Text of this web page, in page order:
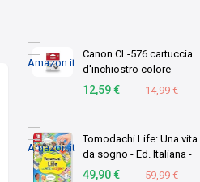
Canon CL-576 cartuccia
d'inchiostro colore
originale 1 pz C/M/Y (OEM
12,59 € 14,99 €
Tomodachi Life: Una vita
da sogno - Ed. Italiana -
Versione su scheda
49,90 € 59,99 €